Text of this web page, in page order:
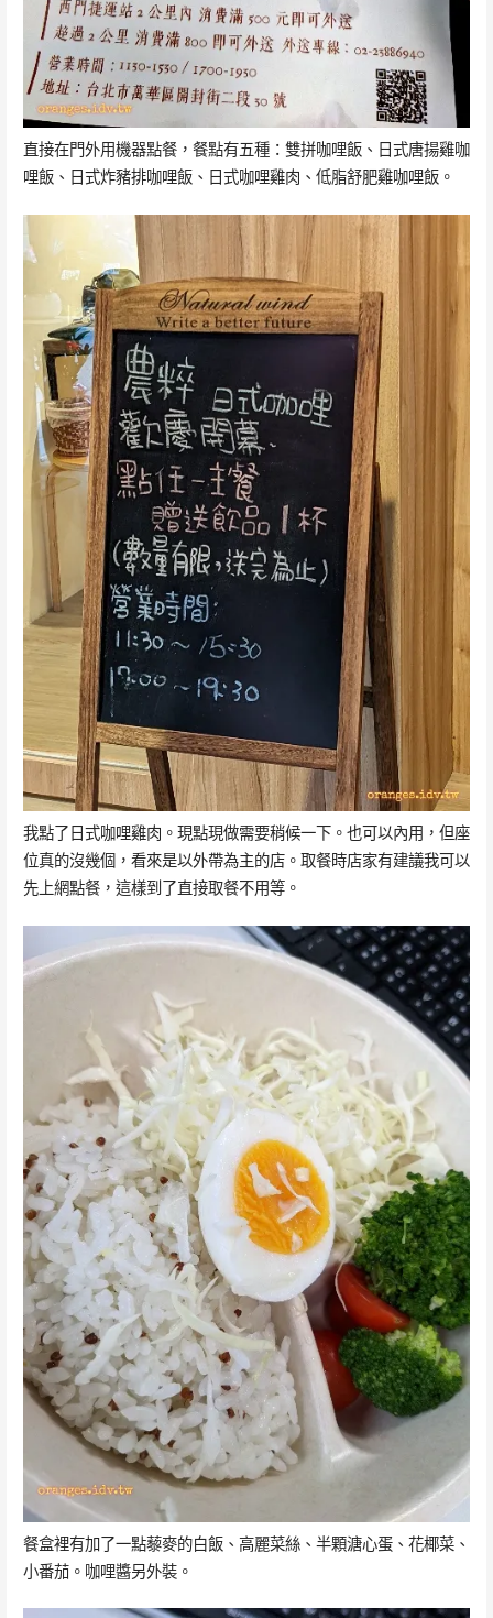
直接在門外用機器點餐，餐點有五種：雙拼咖哩飯、日式唐揚雞咖
哩飯、日式炸豬排咖哩飯、日式咖哩雞肉、低脂舒肥雞咖哩飯。
我點了日式咖哩雞肉。現點現做需要稍候一下。也可以內用，但座
位真的沒幾個，看來是以外帶為主的店。取餐時店家有建議我可以
先上網點餐，這樣到了直接取餐不用等。
餐盒裡有加了一點藜麥的白飯、高麗菜絲、半顆溏心蛋、花椰菜、
小番茄。咖哩醬另外裝。